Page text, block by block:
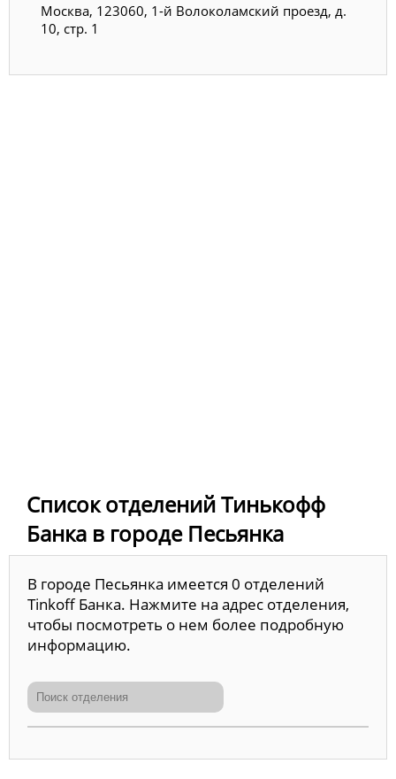
Москва, 123060, 1-й Волоколамский проезд, д.
10, стр. 1
Список отделений Тинькофф
Банка в городе Песьянка
В городе Песьянка имеется 0 отделений
Tinkoff Банка. Нажмите на адрес отделения,
чтобы посмотреть о нем более подробную
информацию.